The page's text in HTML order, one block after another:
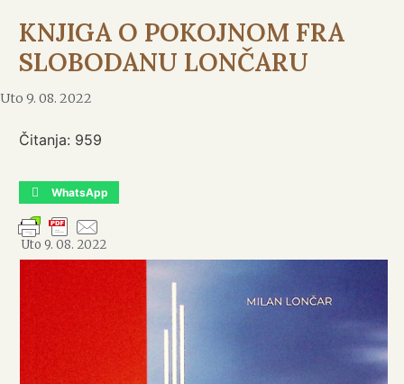
KNJIGA O POKOJNOM FRA
SLOBODANU LONČARU
Uto 9. 08. 2022
Čitanja: 959
WhatsApp
Uto 9. 08. 2022